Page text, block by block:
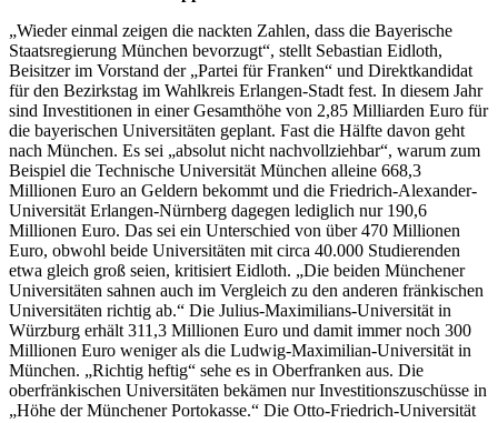
„Wieder einmal zeigen die nackten Zahlen, dass die Bayerische
Staatsregierung München bevorzugt“, stellt Sebastian Eidloth,
Beisitzer im Vorstand der „Partei für Franken“ und Direktkandidat
für den Bezirkstag im Wahlkreis Erlangen-Stadt fest. In diesem Jahr
sind Investitionen in einer Gesamthöhe von 2,85 Milliarden Euro für
die bayerischen Universitäten geplant. Fast die Hälfte davon geht
nach München. Es sei „absolut nicht nachvollziehbar“, warum zum
Beispiel die Technische Universität München alleine 668,3
Millionen Euro an Geldern bekommt und die Friedrich-Alexander-
Universität Erlangen-Nürnberg dagegen lediglich nur 190,6
Millionen Euro. Das sei ein Unterschied von über 470 Millionen
Euro, obwohl beide Universitäten mit circa 40.000 Studierenden
etwa gleich groß seien, kritisiert Eidloth. „Die beiden Münchener
Universitäten sahnen auch im Vergleich zu den anderen fränkischen
Universitäten richtig ab.“ Die Julius-Maximilians-Universität in
Würzburg erhält 311,3 Millionen Euro und damit immer noch 300
Millionen Euro weniger als die Ludwig-Maximilian-Universität in
München. „Richtig heftig“ sehe es in Oberfranken aus. Die
oberfränkischen Universitäten bekämen nur Investitionszuschüsse in
„Höhe der Münchener Portokasse.“ Die Otto-Friedrich-Universität